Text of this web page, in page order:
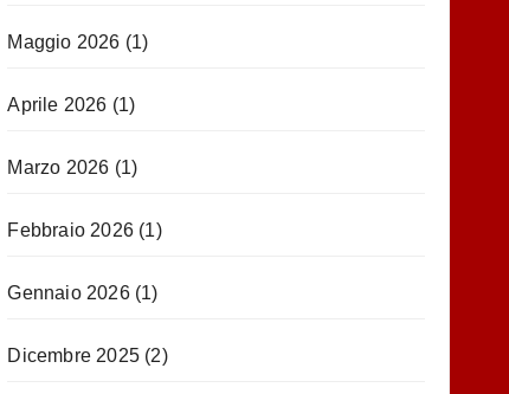
Maggio 2026 (1)
Aprile 2026 (1)
Marzo 2026 (1)
Febbraio 2026(1)
Gennaio 2026(1)
Dicembre 2025(2)